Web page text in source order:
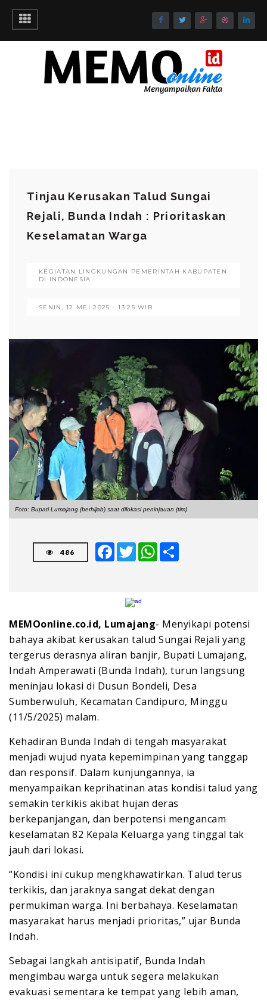
Tinjau Kerusakan Talud Sungai
Rejali, Bunda Indah : Prioritaskan
Keselamatan Warga
KEGIATAN LINGKUNGAN PEMERINTAH KABUPATEN
DI INDONESIA
SENIN, 12 MEI 2025 - 13:25 WIB
Foto: Bupati Lumajang (berhijab) saat dilokasi peninjauan (tim)
486
FacebookTwitter WhatsApp
MEMOonline.co.id, Lumajang- Menyikapi potensi
bahaya akibat kerusakan talud Sungai Rejali yang
tergerus derasnya aliran banjir, Bupati Lumajang,
Indah Amperawati (Bunda Indah), turun langsung
meninjau lokasi di Dusun Bondeli, Desa
Sumberwuluh, Kecamatan Candipuro, Minggu
(11/5/2025) malam.
Kehadiran Bunda Indah di tengah masyarakat
menjadi wujud nyata kepemimpinan yang tanggap
dan responsif. Dalam kunjungannya, ia
menyampaikan keprihatinan atas kondisi talud yang
semakin terkikis akibat hujan deras
berkepanjangan, dan berpotensi mengancam
keselamatan 82 Kepala Keluarga yang tinggal tak
jauh dari lokasi.
“Kondisi ini cukup mengkhawatirkan. Talud terus
terkikis, dan jaraknya sangat dekat dengan
permukiman warga. Ini berbahaya. Keselamatan
masyarakat harus menjadi prioritas,” ujar Bunda
Indah.
Sebagai langkah antisipatif, Bunda Indah
mengimbau warga untuk segera melakukan
evakuasi sementara ke tempat yang lebih aman,